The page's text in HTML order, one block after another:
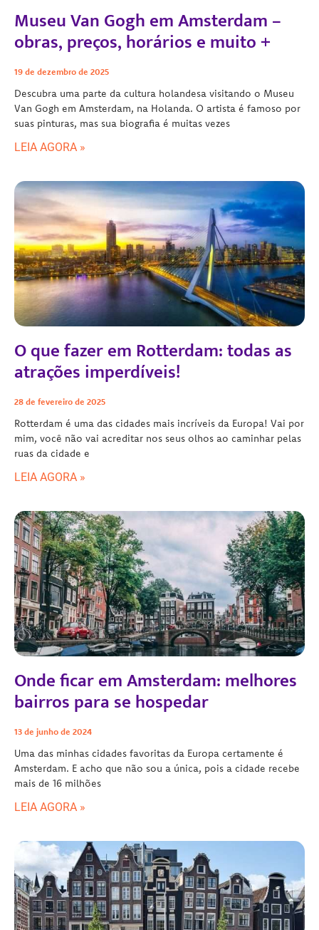
Museu Van Gogh em Amsterdam –
obras, preços, horários e muito +
19 de dezembro de 2025
Descubra uma parte da cultura holandesa visitando o Museu
Van Gogh em Amsterdam, na Holanda. O artista é famoso por
suas pinturas, mas sua biografia é muitas vezes
LEIA AGORA »
O que fazer em Rotterdam: todas as
atrações imperdíveis!
28 de fevereiro de 2025
Rotterdam é uma das cidades mais incríveis da Europa! Vai por
mim, você não vai acreditar nos seus olhos ao caminhar pelas
ruas da cidade e
LEIA AGORA »
Onde ficar em Amsterdam: melhores
bairros para se hospedar
13 de junho de 2024
Uma das minhas cidades favoritas da Europa certamente é
Amsterdam. E acho que não sou a única, pois a cidade recebe
mais de 16 milhões
LEIA AGORA »